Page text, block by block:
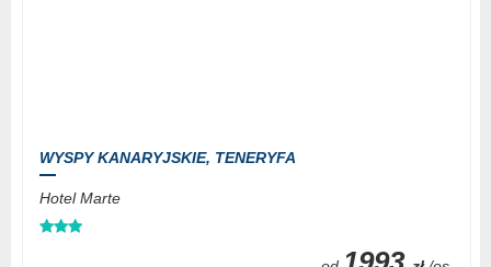
WYSPY KANARYJSKIE, TENERYFA
Hotel Marte